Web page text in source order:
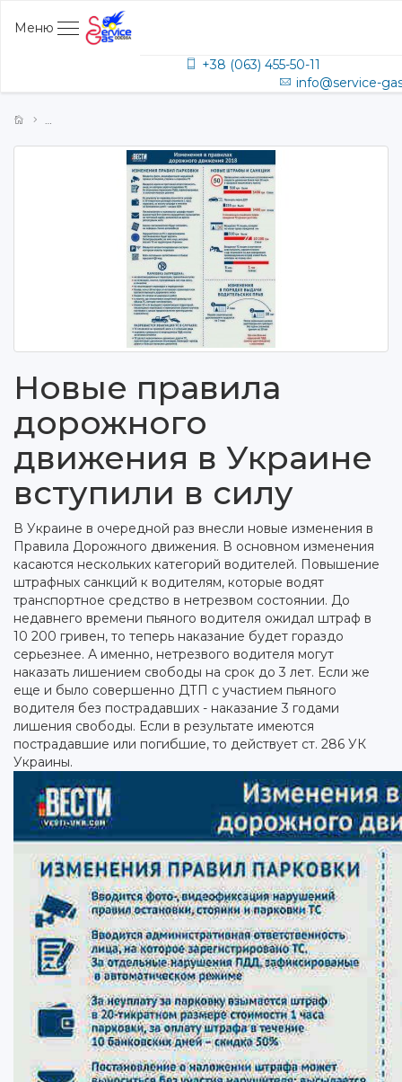
Меню
+38 (063) 455-50-11
info@service-
Новые правила
дорожного
движения в Украине
вступили в силу
В Украине в очередной раз внесли новые изменения в
Правила Дорожного движения. В основном изменения
касаются нескольких категорий водителей. Повышение
штрафных санкций к водителям, которые водят
транспортное средство в нетрезвом состоянии. До
недавнего времени пьяного водителя ожидал штраф в
10 200 гривен, то теперь наказание будет гораздо
серьезнее. А именно, нетрезвого водителя могут
наказать лишением свободы на срок до 3 лет. Если же
еще и было совершенно ДТП с участием пьяного
водителя без пострадавших - наказание 3 годами
лишения свободы. Если в результате имеются
пострадавшие или погибшие, то действует ст. 286 УК
Украины.